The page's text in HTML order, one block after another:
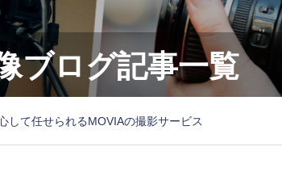
ブログ記事一覧
して任せられるMOVIAの撮影サービス